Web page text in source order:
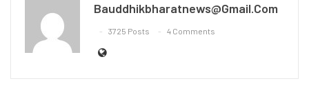
Bauddhikbharatnews@gmail.com
3725 Posts 4 Comments